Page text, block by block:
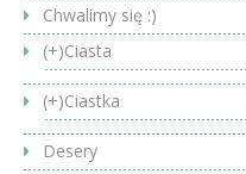
Chwalimy się :)
(+)Ciasta
(+)Ciastka
Desery